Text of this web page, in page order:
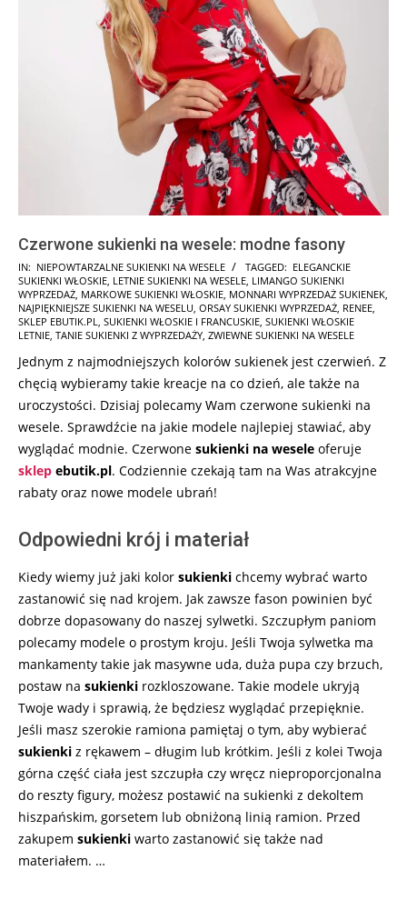
Czerwone sukienki na wesele: modne fasony
2025-
10-
27
IN: NIEPOWTARZALNE SUKIENKI NA WESELE TAGGED: ELEGANCKIE
SUKIENKI WŁOSKIE LETNIE SUKIENKI NA WESELE LIMANGO SUKIENKI
WYPRZEDAŻ MARKOWE SUKIENKI WŁOSKIE MONNARI WYPRZEDAŻ SUKIENEK
NAJPIĘKNIEJSZE SUKIENKI NA WESELU ORSAY SUKIENKI WYPRZEDAŻ RENEE
SKLEP EBUTIK.PL
SUKIENKI WŁOSKIE I FRANCUSKIE SUKIENKI WŁOSKIE
LETNIE TANIE SUKIENKI Z WYPRZEDAŻY ZWIEWNE SUKIENKI NA WESELE
Jednym z najmodniejszych kolorów sukienek jest czerwień. Z
chęcią wybieramy takie kreacje na co dzień, ale także na
uroczystości. Dzisiaj polecamy Wam czerwone sukienki na
wesele. Sprawdźcie na jakie modele najlepiej stawiać, aby
wyglądać modnie. Czerwone sukienki na wesele oferuje
sklep ebutik.pl. Codziennie czekają tam na Was atrakcyjne
rabaty oraz nowe modele ubrań!
Odpowiedni krój i materiał
Kiedy wiemy już jaki kolor sukienki chcemy wybrać warto
zastanowić się nad krojem. Jak zawsze fason powinien być
dobrze dopasowany do naszej sylwetki. Szczupłym paniom
polecamy modele o prostym kroju. Jeśli Twoja sylwetka ma
mankamenty takie jak masywne uda, duża pupa czy brzuch,
postaw na sukienki rozkloszowane. Takie modele ukryją
Twoje wady i sprawią, że będziesz wyglądać przepięknie.
Jeśli masz szerokie ramiona pamiętaj o tym, aby wybierać
sukienki z rękawem – długim lub krótkim. Jeśli z kolei Twoja
górna część ciała jest szczupła czy wręcz nieproporcjonalna
do reszty figury, możesz postawić na sukienki z dekoltem
hiszpańskim, gorsetem lub obniżoną linią ramion. Przed
zakupem sukienki warto zastanowić się także nad
materiałem. …